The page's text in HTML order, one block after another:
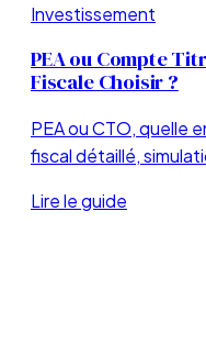
Investissement
PEA ou Compte
Fiscale Choisir ?
PEA ou CTO, quelle
fiscal détaillé,
Lire le guide